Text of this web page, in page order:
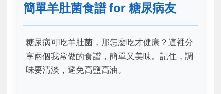
簡單羊肚菌食譜 for 糖尿病友
糖尿病可吃羊肚菌，那怎麼吃才健康？這裡分
享兩個我常做的食譜，簡單又美味。記住，調
味要清淡，避免高鹽高油。